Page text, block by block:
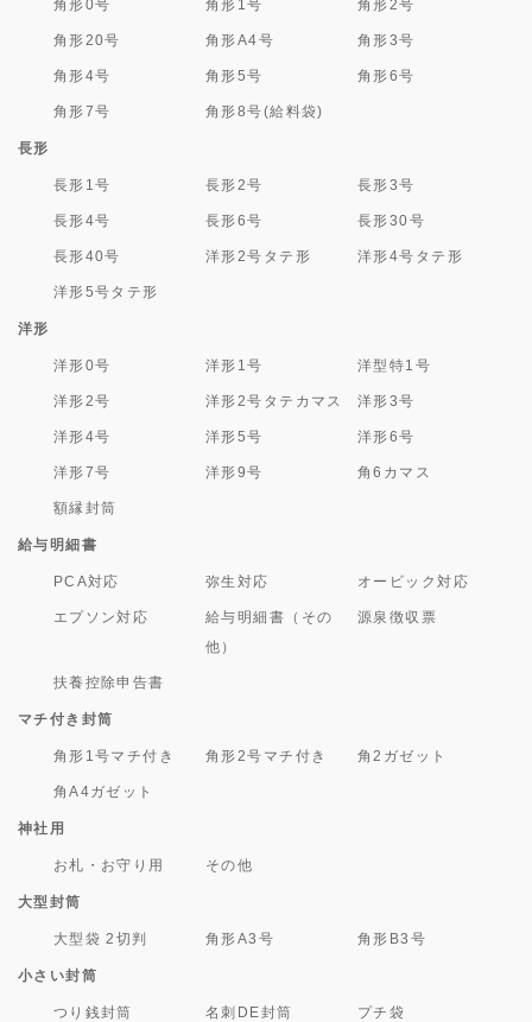
角形0号 角形1号 角形2号
角形20号 角形A4号 角形3号
角形4号 角形5号 角形6号
角形7号 角形8号(給料袋)
長形
長形1号 長形2号 長形3号
長形4号 長形6号 長形30号
長形40号 洋形2号タテ形 洋形4号タテ形
洋形5号タテ形
洋形
洋形0号 洋形1号 洋型特1号
洋形2号 洋形2号タテカマス 洋形3号
洋形4号 洋形5号 洋形6号
洋形7号 洋形9号 角6カマス
額縁封筒
給与明細書
PCA対応 弥生対応 オービック対応
エプソン対応
給与明細書（その
他）
源泉徴収票
扶養控除申告書
マチ付き封筒
角形1号マチ付き 角形2号マチ付き 角2ガゼット
角A4ガゼット
神社用
お札・お守り用 その他
大型封筒
大型袋 2切判 角形A3号 角形B3号
小さい封筒
つり銭封筒 名刺DE封筒 プチ袋